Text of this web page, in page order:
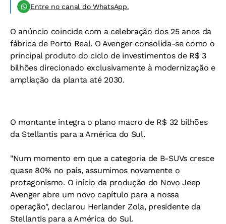
Entre no canal do WhatsApp.
O anúncio coincide com a celebração dos 25 anos da
fábrica de Porto Real. O Avenger consolida-se como o
principal produto do ciclo de investimentos de R$ 3
bilhões direcionado exclusivamente à modernização e
ampliação da planta até 2030.
O montante integra o plano macro de R$ 32 bilhões
da Stellantis para a América do Sul.
"Num momento em que a categoria de B-SUVs cresce
quase 80% no país, assumimos novamente o
protagonismo. O início da produção do Novo Jeep
Avenger abre um novo capítulo para a nossa
operação", declarou Herlander Zola, presidente da
Stellantis para a América do Sul.